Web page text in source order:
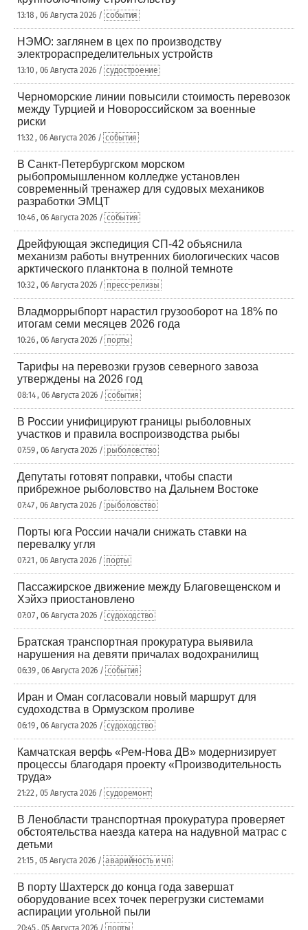
13:18 , 06 Августа 2026 / события
НЭМО: заглянем в цех по производству
электрораспределительных устройств
13:10 , 06 Августа 2026 / судостроение
Черноморские линии повысили стоимость перевозок
между Турцией и Новороссийском за военные
риски
11:32 , 06 Августа 2026 / события
В Санкт-Петербургском морском
рыбопромышленном колледже установлен
современный тренажер для судовых механиков
разработки ЭМЦТ
10:46 , 06 Августа 2026 / события
Дрейфующая экспедиция СП-42 объяснила
механизм работы внутренних биологических часов
арктического планктона в полной темноте
10:32 , 06 Августа 2026 / пресс-релизы
Владморрыбпорт нарастил грузооборот на 18% по
итогам семи месяцев 2026 года
10:26 , 06 Августа 2026 / порты
Тарифы на перевозки грузов северного завоза
утверждены на 2026 год
08:14 , 06 Августа 2026 / события
В России унифицируют границы рыболовных
участков и правила воспроизводства рыбы
07:59 , 06 Августа 2026 / рыболовство
Депутаты готовят поправки, чтобы спасти
прибрежное рыболовство на Дальнем Востоке
07:47 , 06 Августа 2026 / рыболовство
Порты юга России начали снижать ставки на
перевалку угля
07:21 , 06 Августа 2026 / порты
Пассажирское движение между Благовещенском и
Хэйхэ приостановлено
07:07 , 06 Августа 2026 / судоходство
Братская транспортная прокуратура выявила
нарушения на девяти причалах водохранилищ
06:39 , 06 Августа 2026 / события
Иран и Оман согласовали новый маршрут для
судоходства в Ормузском проливе
06:19 , 06 Августа 2026 / судоходство
Камчатская верфь «Рем-Нова ДВ» модернизирует
процессы благодаря проекту «Производительность
труда»
21:22 , 05 Августа 2026 / судоремонт
В Ленобласти транспортная прокуратура проверяет
обстоятельства наезда катера на надувной матрас с
детьми
21:15 , 05 Августа 2026 / аварийность и чп
В порту Шахтерск до конца года завершат
оборудование всех точек перегрузки системами
аспирации угольной пыли
20:45 , 05 Августа 2026 / порты